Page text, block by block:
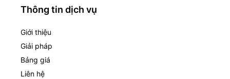
Thông tin dịch vụ
Giới thiệu
Giải pháp
Bảng giá
Liên hệ